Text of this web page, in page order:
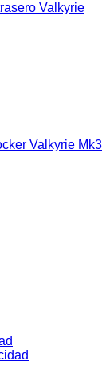
Valkyrie
Valkyrie Mk3